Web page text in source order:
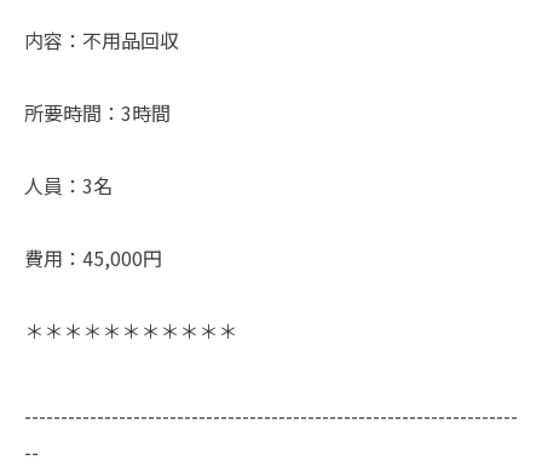
内容：不用品回収
所要時間：3時間
人員：3名
費用：45,000円
＊＊＊＊＊＊＊＊＊＊＊
--------------------------------------------------------------------
--